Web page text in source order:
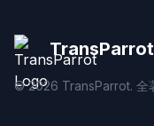
TransParrot
©2026 TransParrot. 全